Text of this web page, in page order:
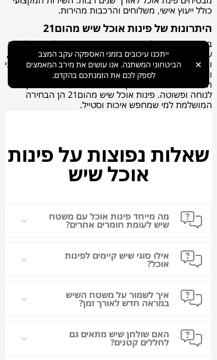
ייתכנו עיכובים בזמני האספקה עקב המצב
הביטחוני המשתנה. אנו עושים את מירב המאמצים
לספק לכם את הזמנתכם בהקדם.
✕
כולל ייעוץ אישי, משלוחים והרכבות מהירות.
היתרונות של פינות אוכל שיש מהום21
בחירת פינת אוכל שיש מהום21 מבטיחה שילוב מושלם בין
עמידות, יופי ותחזוקה קלה. השיש עמיד בפני חום ושריטות,
ומוסיף תחושת יוקרה לביתכם. הום21 מספקת ליווי מקצועי
ושירות אישי, הכולל התאמה אישית של מידות וצבעים.
המשלוח וההרכבה המקצועיים הופכים את חוויית הקנייה
לנוחה ופשוטה. פינות אוכל שיש מהום21 הן הבחירה
המושלמת למי שמחפש איכות וסטייל.
שאלות נפוצות על פינות
אוכל שיש
מה מייחד פינות אוכל עם משטח
שיש לעומת חומרים אחרים?
אילו סוגי שיש קיימים לפינות
אוכל?
איך לשמור על משטח השיש
במראה חדש לאורך זמן?
האם שולחן שיש מתאים גם
לחללים קטנים?